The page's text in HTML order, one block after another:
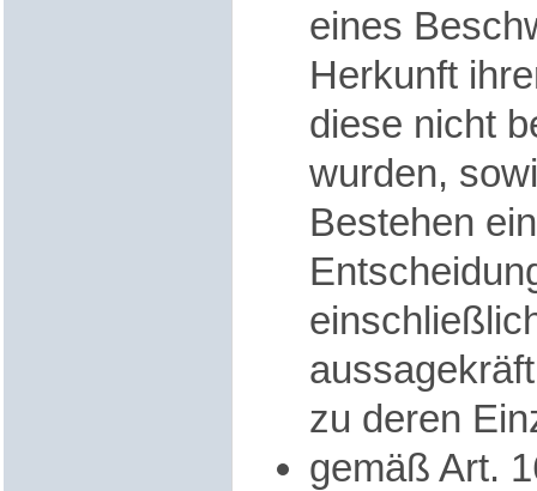
eines
Herkunft
diese nicht
wurden,
Bestehen
zu deren
gemäß Art.